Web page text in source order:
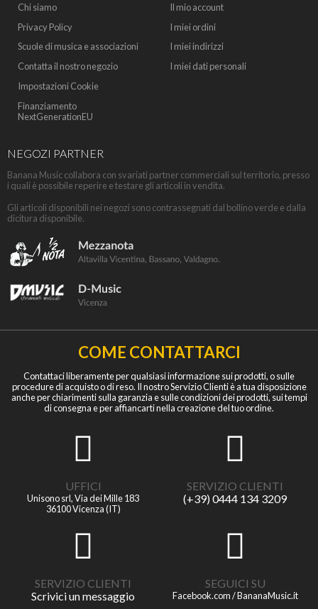
Chi siamo
Privacy Policy
Scuole di musica e associazioni
Contatta il nostro negozio
Impostazioni Cookie
Finanziamento
NextGenerationEU
Il mio account
I miei ordini
I miei indirizzi
I miei dati personali
NEGOZI PARTNER
Banana Music collabora con svariati partner commerciali sul territorio, presso
i quali è possibile reperire e testare gli articoli in vendita.
Gli articoli disponibili nei negozi sono contrassegnati dal bollino verde e dalla
dicitura disponibile.
COME CONTATTARCI
Contattaci liberamente per qualsiasi informazione sui prodotti, o sulle
procedure di acquisto o di reso. Il nostro Servizio Clienti è a tua disposizione
anche per chiarimenti sulla garanzia e sulle condizioni dei prodotti, sui tempi
di consegna e per affiancarti nella creazione del tuo ordine.
UFFICI
Unisono srl, Via dei Mille 183
36100 Vicenza (IT)
SERVIZIO CLIENTI
(+39) 0444 134 3209
SERVIZIO CLIENTI
Scrivici un messaggio
SEGUICI SU
Facebook.com / BananaMusic.it